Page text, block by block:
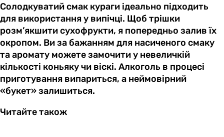
Солодкуватий смак кураги ідеально підходить
для використання у випічці. Щоб трішки
розм’якшити сухофрукти, я попередньо залив їх
окропом. Ви за бажанням для насиченого смаку
та аромату можете замочити у невеличкій
кількості коньяку чи віскі. Алкоголь в процесі
приготування випариться, а неймовірний
«букет» залишиться.
Читайте також